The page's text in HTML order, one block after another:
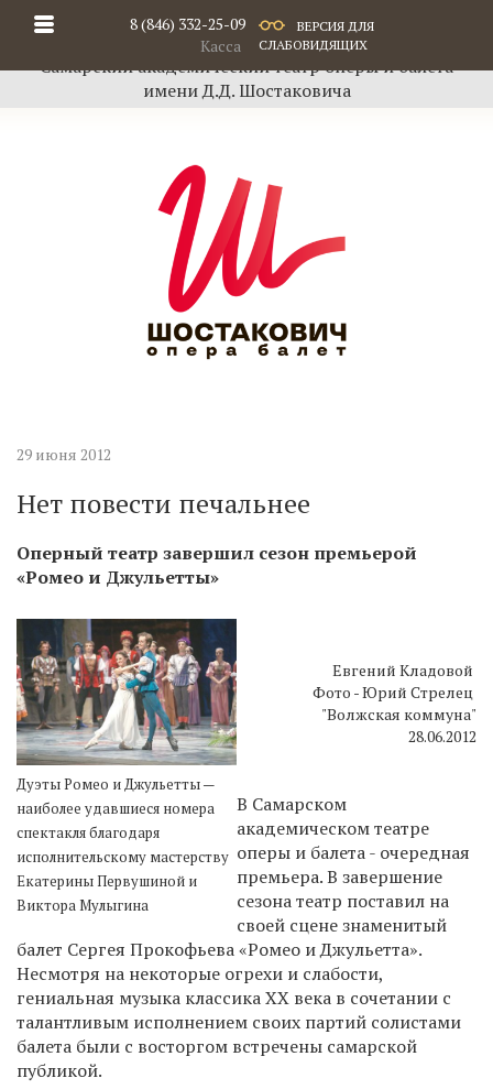
8 (846) 332-25-09
Касса
ВЕРСИЯ ДЛЯ
СЛАБОВИДЯЩИХ
Самарский академический театр оперы и балета
имени Д.Д. Шостаковича
29 июня 2012
Нет повести печальнее
Оперный театр завершил сезон премьерой
«Ромео и Джульетты»
Дуэты Ромео и Джульетты —
наиболее удавшиеся номера
спектакля благодаря
исполнительскому мастерству
Екатерины Первушиной и
Виктора Мулыгина
Евгений Кладовой
Фото - Юрий Стрелец
"Волжская коммуна"
28.06.2012
В Самарском
академическом театре
оперы и балета - очередная
премьера. В завершение
сезона театр поставил на
своей сцене знаменитый
балет Сергея Прокофьева «Ромео и Джульетта».
Несмотря на некоторые огрехи и слабости,
гениальная музыка классика ХХ века в сочетании с
талантливым исполнением своих партий солистами
балета были с восторгом встречены самарской
публикой.